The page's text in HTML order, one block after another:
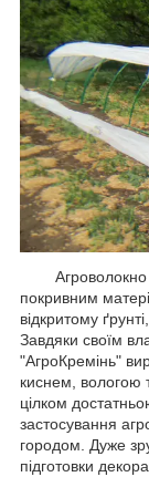
Агроволокно
покривним
відкритому
Завдяки своїм
"АгроКремінь"
киснем, вологою
цілком
застосування
городом. Дуже
підготовки